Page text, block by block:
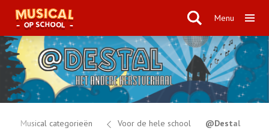
Menu
Musical categorieën Voor de hele school @Destal